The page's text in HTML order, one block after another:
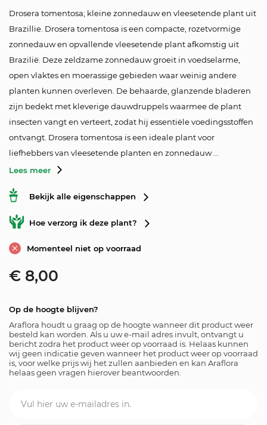
Drosera tomentosa; kleine zonnedauw en vleesetende plant uit
Brazillie. Drosera tomentosa is een compacte, rozetvormige
zonnedauw en opvallende vleesetende plant afkomstig uit
Brazilië. Deze zeldzame zonnedauw groeit in voedselarme,
open vlaktes en moerassige gebieden waar weinig andere
planten kunnen overleven. De behaarde, glanzende bladeren
zijn bedekt met kleverige dauwdruppels waarmee de plant
insecten vangt en verteert, zodat hij essentiële voedingsstoffen
ontvangt. Drosera tomentosa is een ideale plant voor
liefhebbers van vleesetende planten en zonnedauw ...
Lees meer
Bekijk alle eigenschappen
Hoe verzorg ik deze plant?
Momenteel niet op voorraad
€ 8,00
Op de hoogte blijven?
Araflora houdt u graag op de hoogte wanneer dit product weer
besteld kan worden. Als u uw e-mail adres invult, ontvangt u
bericht zodra het product weer op voorraad is. Helaas kunnen
wij geen indicatie geven wanneer het product weer op voorraad
is, voor welke prijs wij het zullen aanbieden en kan Araflora
helaas geen vragen hierover beantwoorden.